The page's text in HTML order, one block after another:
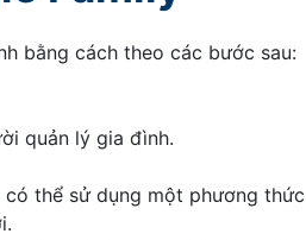
bằng cách theo các bước sau:
quản lý gia đình.
thể sử dụng một phương thức